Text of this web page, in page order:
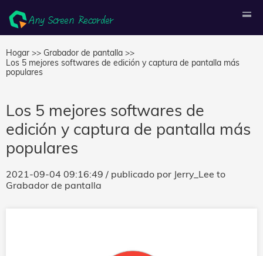
Hogar >> Grabador de pantalla >>
Los 5 mejores softwares de edición y captura de pantalla más
populares
Los 5 mejores softwares de
edición y captura de pantalla más
populares
2021-09-04 09:16:49 / publicado por Jerry_Lee to
Grabador de pantalla